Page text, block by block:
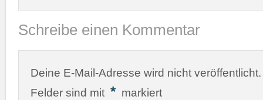
Schreibe einen Kommentar
Deine E-Mail-Adresse wird nicht veröffentlicht.
Felder sind mit * markiert